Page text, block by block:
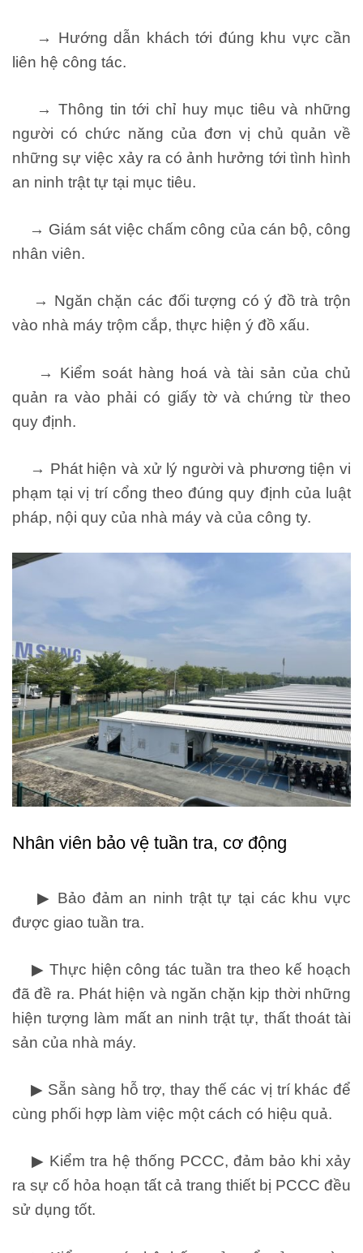
→ Hướng dẫn khách tới đúng khu vực cần
liên hệ công tác.
→ Thông tin tới chỉ huy mục tiêu và những
người có chức năng của đơn vị chủ quản về
những sự việc xảy ra có ảnh hưởng tới tình hình
an ninh trật tự tại mục tiêu.
→ Giám sát việc chấm công của cán bộ, công
nhân viên.
→ Ngăn chặn các đối tượng có ý đồ trà trộn
vào nhà máy trộm cắp, thực hiện ý đồ xấu.
→ Kiểm soát hàng hoá và tài sản của chủ
quản ra vào phải có giấy tờ và chứng từ theo
quy định.
→ Phát hiện và xử lý người và phương tiện vi
phạm tại vị trí cổng theo đúng quy định của luật
pháp, nội quy của nhà máy và của công ty.
Nhân viên bảo vệ tuần tra, cơ động
▶ Bảo đảm an ninh trật tự tại các khu vực
được giao tuần tra.
▶ Thực hiện công tác tuần tra theo kế hoạch
đã đề ra. Phát hiện và ngăn chặn kịp thời những
hiện tượng làm mất an ninh trật tự, thất thoát tài
sản của nhà máy.
▶ Sẵn sàng hỗ trợ, thay thế các vị trí khác để
cùng phối hợp làm việc một cách có hiệu quả.
▶ Kiểm tra hệ thống PCCC, đảm bảo khi xảy
ra sự cố hỏa hoạn tất cả trang thiết bị PCCC đều
sử dụng tốt.